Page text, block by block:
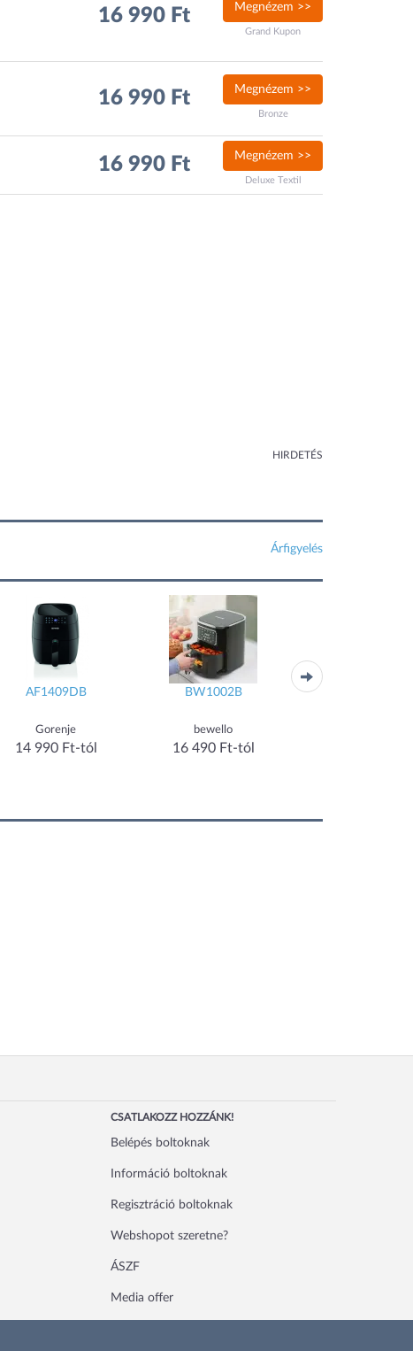
16 990 Ft Megnézem >>
Grand Kupon
16 990 Ft Megnézem >>
Bronze
16 990 Ft Megnézem >>
Deluxe Textil
HIRDETÉS
Árfigyelés
AF1409DB
Gorenje
14 990 Ft-tól
BW1002B
bewello
16 490 Ft-tól
CSATLAKOZZ HOZZÁNK!
Belépés boltoknak
Információ boltoknak
Regisztráció boltoknak
Webshopot szeretne?
ÁSZF
Media offer